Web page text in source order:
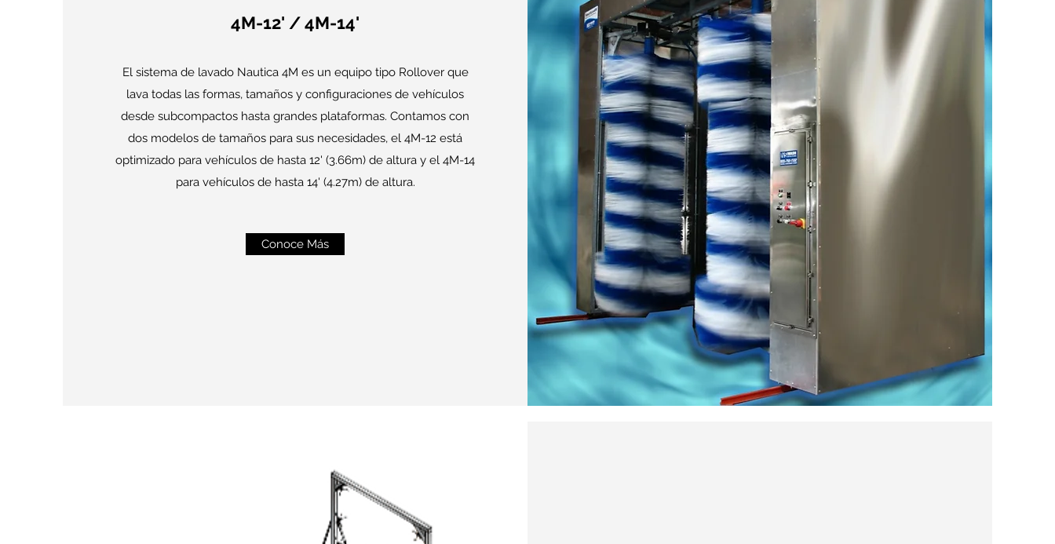
4M-12' / 4M-14'
El sistema de lavado Nautica 4M es un equipo tipo Rollover que
lava todas las formas, tamaños y configuraciones de vehículos
desde subcompactos hasta grandes plataformas. Contamos con
dos modelos de tamaños para sus necesidades, el 4M-12 está
optimizado para vehículos de hasta 12' (3.66m) de altura y el 4M-14
para vehículos de hasta 14' (4.27m) de altura.
Conoce Más